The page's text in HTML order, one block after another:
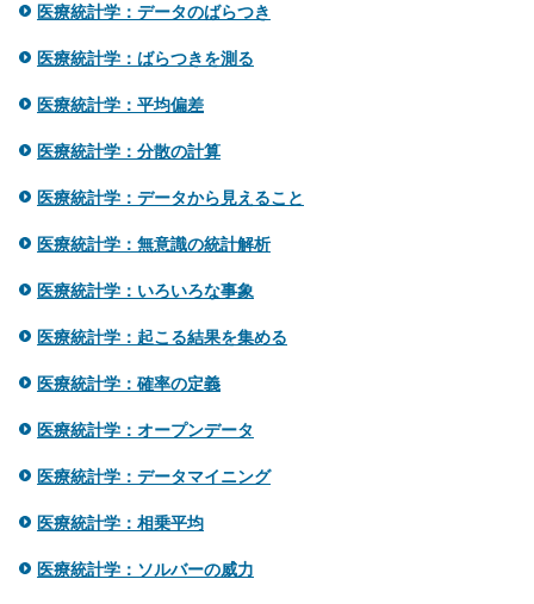
医療統計学：データのばらつき
医療統計学：ばらつきを測る
医療統計学：平均偏差
医療統計学：分散の計算
医療統計学：データから見えること
医療統計学：無意識の統計解析
医療統計学：いろいろな事象
医療統計学：起こる結果を集める
医療統計学：確率の定義
医療統計学：オープンデータ
医療統計学：データマイニング
医療統計学：相乗平均
医療統計学：ソルバーの威力